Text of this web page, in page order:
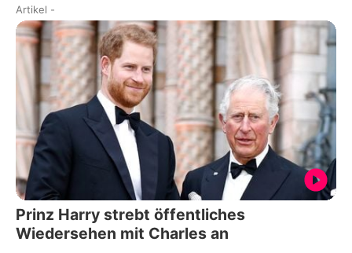
Artikel -
Prinz Harry strebt öffentliches
Wiedersehen mit Charles an